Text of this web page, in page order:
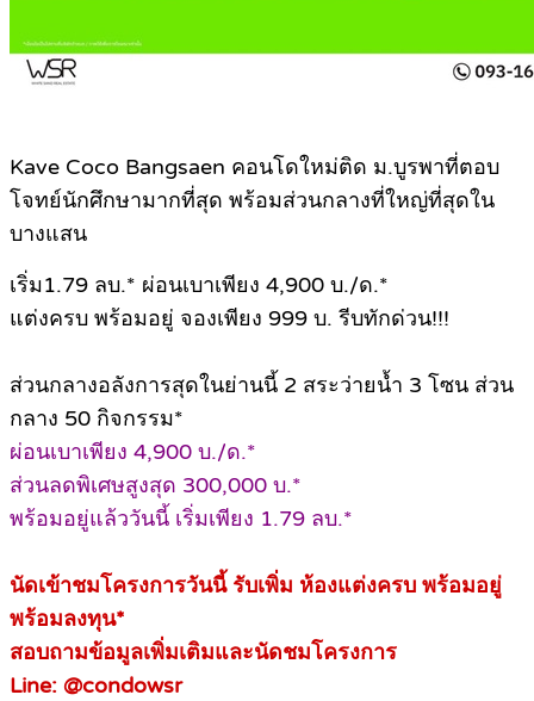
Kave Coco Bangsaen คอนโดใหม่ติด ม.บูรพาที่ตอบ
โจทย์นักศึกษามากที่สุด พร้อมส่วนกลางที่ใหญ่ที่สุดใน
บางแสน
เริ่ม1.79 ลบ.* ผ่อนเบาเพียง 4,900 บ./ด.*
แต่งครบ พร้อมอยู่ จองเพียง 999 บ. รีบทักด่วน!!!
ส่วนกลางอลังการสุดในย่านนี้ 2 สระว่ายน้ำ 3 โซน ส่วน
กลาง 50 กิจกรรม*
ผ่อนเบาเพียง 4,900 บ./ด.*
ส่วนลดพิเศษสูงสุด 300,000 บ.*
พร้อมอยู่แล้ววันนี้ เริ่มเพียง 1.79 ลบ.*
นัดเข้าชมโครงการวันนี้ รับเพิ่ม ห้องแต่งครบ พร้อมอยู่
พร้อมลงทุน*
สอบถามข้อมูลเพิ่มเติมและนัดชมโครงการ
Line: @condowsr